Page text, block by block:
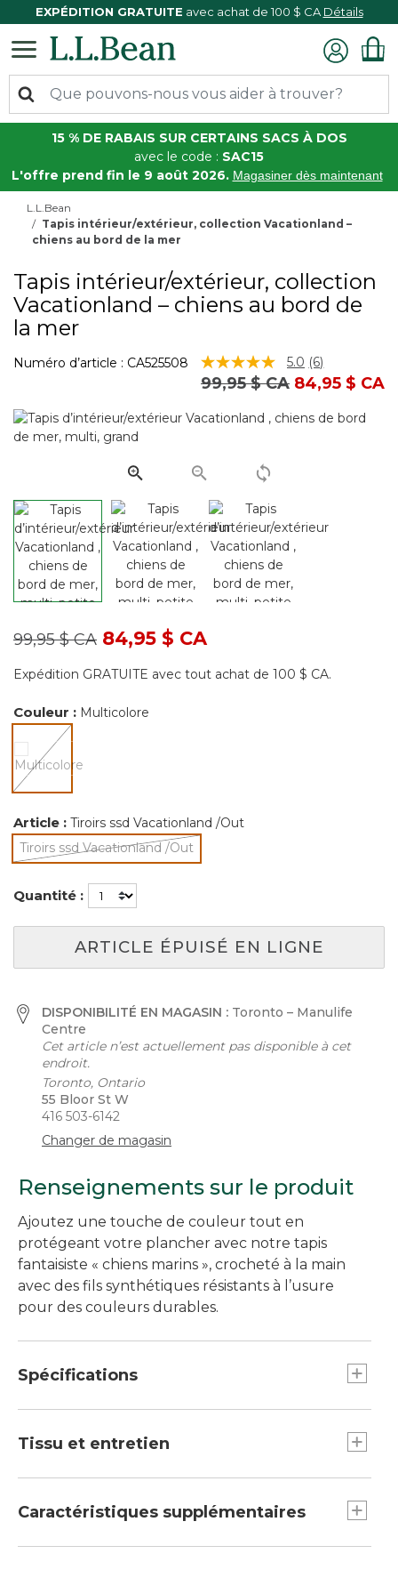
EXPÉDITION GRATUITE avec achat de 100 $ CA Détails
15 % DE RABAIS SUR CERTAINS SACS À DOS
avec le code : SAC15
L'offre prend fin le 9 août 2026. Magasiner dès maintenant
L.L.Bean
Tapis intérieur/extérieur, collection Vacationland –
chiens au bord de la mer
Tapis intérieur/extérieur, collection
Vacationland – chiens au bord de
la mer
Numéro d’article : CA525508 3,7 sur 5 Évaluation des clients
5.0 Lire
les
Lien
(6)
Prix réduit de
99,95 $ CAà84,95 $ CA
Prix réduit de
99,95 $ CAà84,95 $ CA
Expédition GRATUITE avec tout achat de 100 $ CA.
Couleur : Multicolore
Article : Tiroirs ssd Vacationland /Out
Tiroirs ssd Vacationland /Out
sélectionné
Quantité :
ARTICLE ÉPUISÉ EN LIGNE
DISPONIBILITÉ EN MAGASIN : Toronto – Manulife
Centre
Cet article n’est actuellement pas disponible à cet
endroit.
Toronto, Ontario
55 Bloor St W
416 503-6142
Changer de magasin
Renseignements sur le produit
Ajoutez une touche de couleur tout en
protégeant votre plancher avec notre tapis
fantaisiste « chiens marins », crocheté à la main
avec des fils synthétiques résistants à l’usure
pour des couleurs durables.
Spécifications
Tissu et entretien
Enlever les taches ou faire nettoyer par un
Caractéristiques supplémentaires